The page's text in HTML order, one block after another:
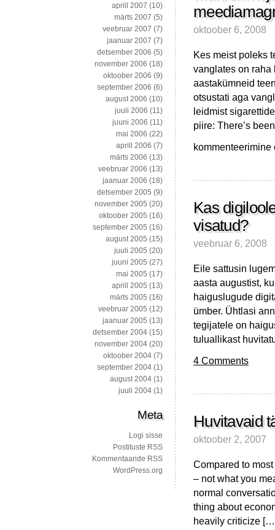
oktoober 6, 2008
Kes meist poleks
vanglates on
aastakümneid
otsustati aga
leidmist
piire: There’s
Makrellimajandusest,
ja
USA’s
Kas
visatud?
veebruar 6, 2008
Eile sattusin
aasta augustist,
haiguslugude
ümber. Ühtlasi
tegijatele on
tuluallikast
4 Comments
Huvitavaid
oktoober 2, 2007
Compared to
– not what you
normal
thing about
heavily criticize
aprill 2007 (10)
märts 2007 (5)
veebruar 2007 (7)
jaanuar 2007 (7)
detsember 2006 (5)
november 2006 (18)
oktoober 2006 (9)
september 2006 (6)
august 2006 (10)
juuli 2006 (11)
juuni 2006 (11)
mai 2006 (22)
aprill 2006 (7)
märts 2006 (13)
veebruar 2006 (13)
jaanuar 2006 (18)
detsember 2005 (9)
november 2005 (20)
oktoober 2005 (16)
september 2005 (16)
august 2005 (15)
juuli 2005 (20)
juuni 2005 (27)
mai 2005 (17)
aprill 2005 (13)
märts 2005 (16)
veebruar 2005 (12)
jaanuar 2005 (13)
detsember 2004 (15)
november 2004 (20)
oktoober 2004 (7)
september 2004 (1)
august 2004 (1)
juuli 2004 (1)
Meta
Logi sisse
Postituste RSS
Kommentaaride RSS
WordPress.org